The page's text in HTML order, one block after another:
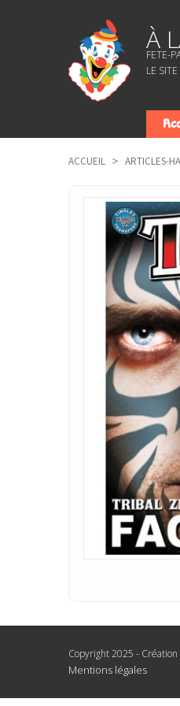
À
FETE-
LE
ACCUEIL > ARTICLES-
Copyright 2025 -
Mentions légales